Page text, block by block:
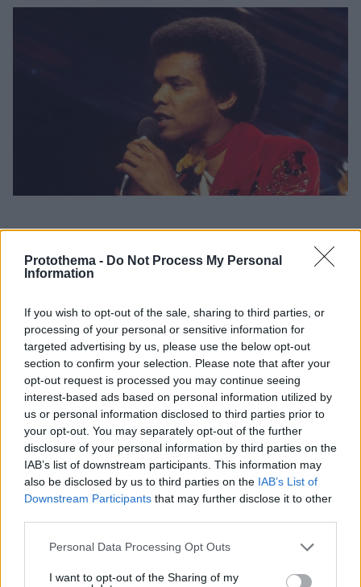
Protothema - Do Not Process My Personal
Information
If you wish to opt-out of the sale, sharing to third parties, or
processing of your personal or sensitive information for
targeted advertising by us, please use the below opt-out
section to confirm your selection. Please note that after your
opt-out request is processed you may continue seeing
interest-based ads based on personal information utilized by
us or personal information disclosed to third parties prior to
your opt-out. You may separately opt-out of the further
disclosure of your personal information by third parties on the
IAB’s list of downstream participants. This information may
also be disclosed by us to third parties on the IAB’s List of
Downstream Participants that may further disclose it to other
Please note that this website/app uses one or more Google
not limited to your visit or usage behaviour. You may click to
Personal Data Processing Opt Outs
I want to opt-out of the Sharing of my
Κένζο Τακάντα
Διάσημος σχεδιαστής μόδας και δημιουργός
αρωμάτων, ο Γιαπωνέζος Κένζο Τακάντα έφυγε
από τη ζωή σε ηλικία 81 ετών, λόγω των
επιπλοκών του κορωνοϊού.
Γεννημένος στην Ιαπωνία το 1939, μετακόμισε
στοΠαρίσιτο 1965, όπου άνοιξε το εμβληματικό
του κατάστημα το 1976. Τη δεκαετία του ‘80
επεκτάθηκε στα αρώματα. Τα ρούχα του
φορέθηκαν από προσωπικότητες, όπως η
Rihanna και η Beyonce.